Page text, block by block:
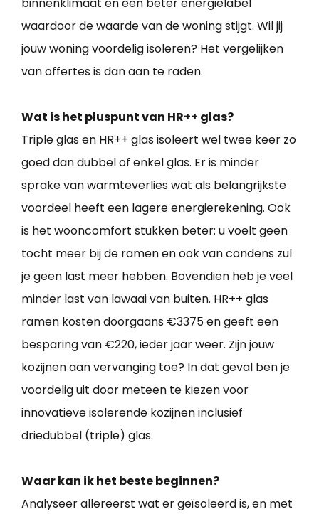
waardoor de waarde van de woning stijgt. Wil jij
jouw woning voordelig isoleren? Het vergelijken
van offertes is dan aan te raden.
Wat is het pluspunt van HR++ glas?
Triple glas en HR++ glas isoleert wel twee keer zo
goed dan dubbel of enkel glas. Er is minder
sprake van warmteverlies wat als belangrijkste
voordeel heeft een lagere energierekening. Ook
is het wooncomfort stukken beter: u voelt geen
tocht meer bij de ramen en ook van condens zul
je geen last meer hebben. Bovendien heb je veel
minder last van lawaai van buiten. HR++ glas
ramen kosten doorgaans €3375 en geeft een
besparing van €220, ieder jaar weer. Zijn jouw
kozijnen aan vervanging toe? In dat geval ben je
voordelig uit door meteen te kiezen voor
innovatieve isolerende kozijnen inclusief
driedubbel (triple) glas.
Waar kan ik het beste beginnen?
Analyseer allereerst wat er geïsoleerd is, en met